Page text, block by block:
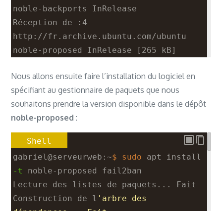
noble-backports InRelease
Réception de :4
http://fr.archive.ubuntu.com/ubuntu
noble-proposed InRelease [265 kB]
http://security.ubuntu.com/ubuntu
noble-security InRelease
Réception de :6
http://fr.archive.ubuntu.com/ubuntu
noble-proposed/main amd64 Packages
[114 kB]
Réception de :7
http://fr.archive.ubuntu.com/ubuntu
noble-proposed/main Translation-en
[29,2 kB]
Nous allons ensuite faire l’installation du logiciel en
spécifiant au gestionnaire de paquets que nous
souhaitons prendre la version disponible dans le dépôt
noble-proposed :
Shell
gabriel@serveurweb:~$ sudo
-t
noble-proposed fail2ban
Lecture des listes de paquets... Fait
Construction de l 'arbre des